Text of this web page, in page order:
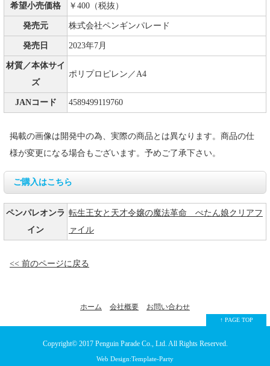
希望小売価格 ￥400（税抜）
発売元 株式会社ペンギンパレード
発売日 2023年7月
材質／本体サイ
ズ
ポリプロピレン／A4
JANコード 4589499119760
掲載の画像は開発中の為、実際の商品とは異なります。商品の仕
様が変更になる場合もございます。予めご了承下さい。
ご購入はこちら
ペンパレオンラ
イン
転生王女と天才令嬢の魔法革命 ぺたん娘クリアフ
ァイル
<< 前のページに戻る
ホーム 会社概要 お問い合わせ
↑ PAGE TOP
Copyright© 2017 Penguin Parade Co., Ltd. All Rights Reserved.
Web Design:Template-Party